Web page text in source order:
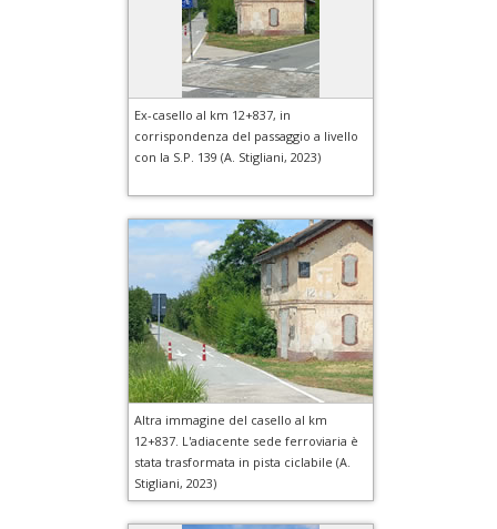
Ex-casello al km 12+837, in
corrispondenza del passaggio a livello
con la S.P. 139 (A. Stigliani, 2023)
Altra immagine del casello al km
12+837. L'adiacente sede ferroviaria è
stata trasformata in pista ciclabile (A.
Stigliani, 2023)